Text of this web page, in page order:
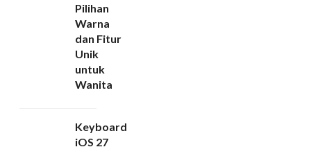
Pilihan
Warna
dan Fitur
Unik
untuk
Wanita
Keyboard
iOS 27